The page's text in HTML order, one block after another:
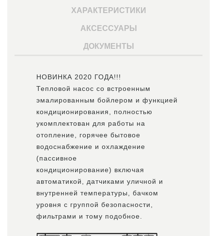
ХАРАКТЕРИСТИКИ
АКСЕССУАРЫ
ДОКУМЕНТЫ
НОВИНКА 2020 ГОДА!!!
Тепловой насос со встроенным
эмалированным бойлером и функцией
кондиционирования, полностью
укомплектован для работы на
отопление, горячее бытовое
водоснабжение и охлаждение
(пассивное
кондиционирование) включая
автоматикой, датчиками уличной и
внутренней температуры, бачком
уровня с группой безопасности,
фильтрами и тому подобное.